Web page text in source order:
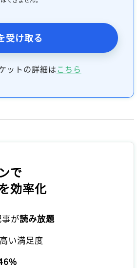
受け取る
ットの詳細はこちら
で
効率化
が読み放題
い満足度
をお気に入りに保存するには
イン